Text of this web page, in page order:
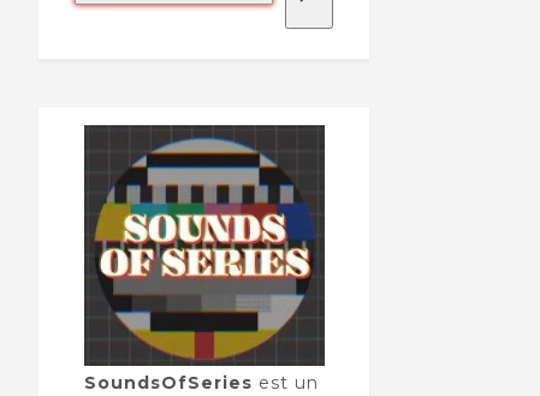
SoundsOfSeries est un